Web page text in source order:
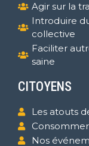
Agir sur la
Introduire
collective
Faciliter
saine
CITOYENS
Les atouts
Nos